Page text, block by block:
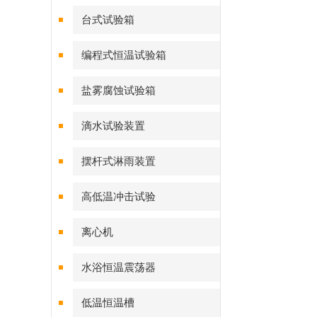
台式试验箱
编程式恒温试验箱
盐雾腐蚀试验箱
滴水试验装置
摆杆式淋雨装置
高低温冲击试验
离心机
水浴恒温震荡器
低温恒温槽